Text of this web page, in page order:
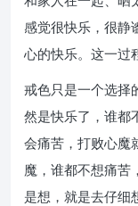
感觉很快乐，很静
心的快乐。这一过
戒色只是一个选择
然是快乐了，谁都
会痛苦，打败心魔
魔，谁都不想痛苦
是想，就是去仔细